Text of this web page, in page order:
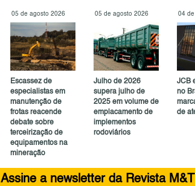
05 de agosto 2026
Escassez de
especialistas em
manutenção de
frotas reacende
debate sobre
terceirização de
equipamentos na
mineração
05 de agosto 2026
Julho de 2026
supera julho de
2025 em volume de
emplacamento de
implementos
rodoviários
04
JCB
no
de
Assine a newsletter da Revista